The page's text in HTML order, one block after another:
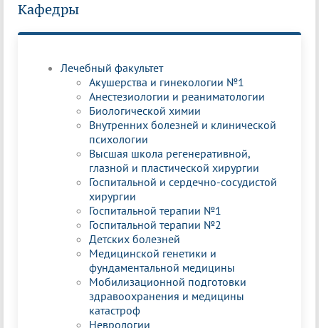
Кафедры
Лечебный факультет
Акушерства и гинекологии №1
Анестезиологии и реаниматологии
Биологической химии
Внутренних болезней и клинической
психологии
Высшая школа регенеративной,
глазной и пластической хирургии
Госпитальной и сердечно-сосудистой
хирургии
Госпитальной терапии №1
Госпитальной терапии №2
Детских болезней
Медицинской генетики и
фундаментальной медицины
Мобилизационной подготовки
здравоохранения и медицины
катастроф
Неврологии